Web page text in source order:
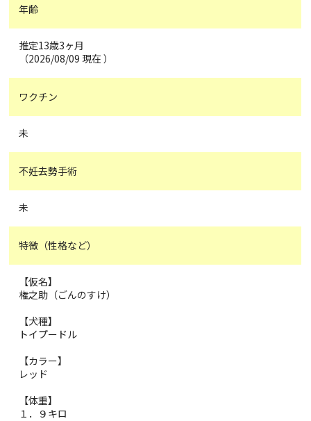
年齢
推定13歳3ヶ月
（2026/08/09 現在 ）
ワクチン
未
不妊去勢手術
未
特徴（性格など）
【仮名】
権之助（ごんのすけ）
【犬種】
トイプードル
【カラー】
レッド
【体重】
１．９キロ